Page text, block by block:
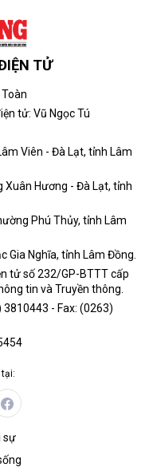
TỬ
tử: Vũ Ngọc Tú
Viên - Đà Lạt, tỉnh Lâm
Xuân Hương - Đà Lạt, tỉnh
Phú Thủy, tỉnh Lâm
Gia Nghĩa, tỉnh Lâm Đồng.
tử số 232/GP-BTTT cấp
tin và Truyền thông.
- Fax: (0263)
sự